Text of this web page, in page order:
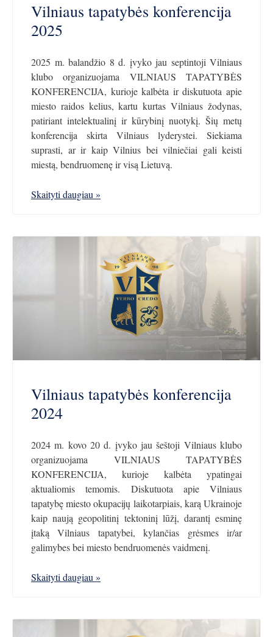
Vilniaus tapatybės konferencija
2025
2025 m. balandžio 8 d. įvyko jau septintoji Vilniaus
klubo organizuojama VILNIAUS TAPATYBĖS
KONFERENCIJA, kurioje kalbėta ir diskutuota apie
miesto raidos kelius, kartu kurtas Vilniaus žodynas,
patiriant intelektualinį ir kūrybinį nuotykį. Šių metų
konferencija skirta Vilniaus lyderystei. Siekiama
suprasti, ar ir kaip Vilnius bei vilniečiai gali keisti
miestą, bendruomenę ir visą Lietuvą.
Skaityti daugiau »
Vilniaus tapatybės konferencija
2024
2024 m. kovo 20 d. įvyko jau šeštoji Vilniaus klubo
organizuojama VILNIAUS TAPATYBĖS
KONFERENCIJA, kurioje kalbėta ypatingai
aktualiomis temomis. Diskutuota apie Vilniaus
tapatybę miesto okupacijų laikotarpiais, karą Ukrainoje
kaip naują geopolitinį tektoninį lūžį, darantį esminę
įtaką Vilniaus tapatybei, kylančias grėsmes ir/ar
galimybes bei miesto bendruomenės vaidmenį.
Skaityti daugiau »